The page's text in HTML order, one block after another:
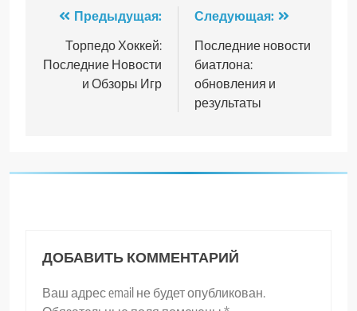
Навигация
записям
Предыдущая:
Торпедо Хоккей:
Последние Новости
и Обзоры Игр
Следующая:
Последние новости
биатлона:
обновления и
результаты
ДОБАВИТЬ КОММЕНТАРИЙ
Ваш адрес email не будет опубликован.